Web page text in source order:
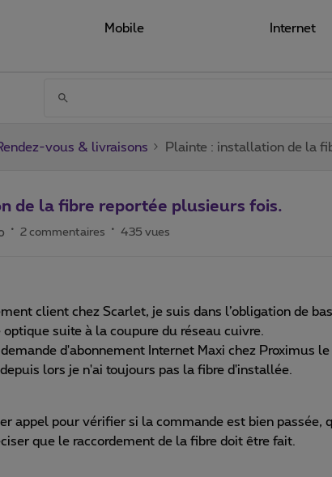
Mobile Internet
vous & livraisons Plainte : installation de la
de la fibre reportée plusieurs fois.
2 commentaires 435 vues
client chez Scarlet, je suis dans l’obligation de
optique suite à la coupure du réseau cuivre.
d'abonnement Internet Maxi chez Proximus le
lors je n'ai toujours pas la fibre d'installée.
appel pour vérifier si la commande est bien passée,
que le raccordement de la fibre doit être fait.